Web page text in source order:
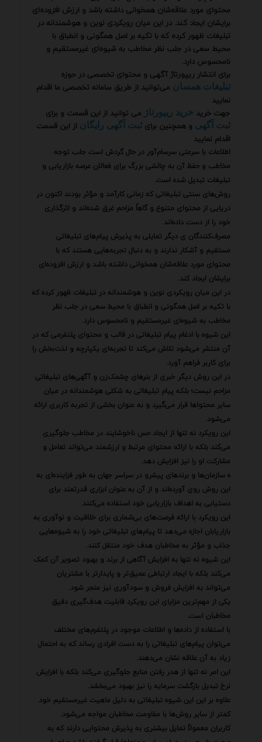
محتوای مورد علاقه‌شان همخوانی داشته باشد و ارزش افزوده‌ای
برایشان ایجاد کند. در این میان رویکردی نوین و هوشمندانه در
تبلیغات ظهور کرده که با تکیه بر اصل همگونی و انطباق با
محیط سعی در جلب نظر مخاطب به شیوه‌ای غیرمستقیم و
نامحسوس دارد.
برای انتشار ریپورتاژ آگهی و محتوای تخصصی در حوزه
تبلیغات همسان می‌توانید از طریق سامانه تخصصی ما اقدام
نمایید
جهت خرید خرید ریپورتاژ می توانید از این قسمت و برای
ثبت آگهی و همچنین برای ثبت آگهی رایگان از این قسمت
اقدام نمایید
اطلاعات با سرعتی سرسام‌آور در حال گردش است جلب توجه
مخاطب و حفظ آن به چالشی بزرگ برای فعالان عرصه بازاریابی و
تبلیغات تبدیل شده است.
روش‌های سنتی تبلیغاتی که زمانی کارآمد و مؤثر بودند اکنون در
دریایی از محتوای متنوع و گاهاً مزاحم غرق شده‌اند و اثرگذاری
خود را از دست داده‌اند.
مصرف‌کنندگان ی دیگر تمایلی به پذیرش پیام‌های تبلیغاتی
مستقیم و آشکار ندارند و به دنبال تجربه‌هایی هستند که با
محتوای مورد علاقه‌شان همخوانی داشته باشد و ارزش افزوده‌ای
برایشان ایجاد کند.
در این میان رویکردی نوین و هوشمندانه در تبلیغات ظهور کرده که
با تکیه بر اصل همگونی و انطباق با محیط سعی در جلب نظر
مخاطب به شیوه‌ای غیرمستقیم و نامحسوس دارد.
این شیوه با ادغام پیام تبلیغاتی در قالب و محتوای پلتفرمی که در
آن منتشر می‌شود تلاش می‌کند تا تجربه‌ای یکپارچه و لذت‌بخش را
برای کاربر فراهم آورد.
در این روش دیگر خبری از بنرهای چشمک‌زن و آگهی‌های تبلیغاتی
مزاحم نیست؛ بلکه پیام تبلیغاتی به شکلی هوشمندانه در میان
سایر محتواها قرار می‌گیرد و به عنوان بخشی از تجربه کاربری ارائه
می‌شود.
این رویکرد نه تنها از ایجاد حس ناخوشایند در مخاطب جلوگیری
می‌کند بلکه با ارائه محتوای مرتبط و ارزشمند می‌تواند تعامل و
مشارکت او را نیز افزایش دهد.
ه سازمان‌ها و برندهای پیشرو در سراسر جهان به طور فزاینده‌ای به
این روش روی آورده‌اند و از آن به عنوان ابزاری قدرتمند برای
دستیابی به اهداف بازاریابی خود استفاده می‌کنند.
این رویکرد با ارائه فرصت‌های بی‌شماری برای خلاقیت و نوآوری به
بازاریابان اجازه می‌دهد تا پیام‌های تبلیغاتی خود را به شیوه‌هایی
جذاب و مؤثر به مخاطبان هدف خود منتقل کنند.
این شیوه نه تنها به افزایش آگاهی از برند و بهبود تصویر آن کمک
می‌کند بلکه با ایجاد ارتباطی عمیق‌تر و پایدارتر با مشتریان
می‌تواند به افزایش فروش و سودآوری نیز منجر شود.
یکی از مهم‌ترین مزایای این رویکرد قابلیت هدف‌گیری دقیق
مخاطبان است.
با استفاده از داده‌ها و اطلاعات موجود در پلتفرم‌های مختلف
می‌توان پیام‌های تبلیغاتی را به دست افرادی رساند که به احتمال
زیاد به آن علاقه نشان می‌دهند.
این امر نه تنها از هدر رفتن منابع جلوگیری می‌کند بلکه با افزایش
نرخ تبدیل بازگشت سرمایه را نیز بهبود می‌بخشد.
علاوه بر این این شیوه تبلیغاتی به دلیل ماهیت غیرمستقیم خود
کمتر از سایر روش‌ها با مقاومت مخاطبان مواجه می‌شود.
کاربران معمولاً تمایل بیشتری به پذیرش محتوایی دارند که به